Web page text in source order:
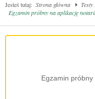
Jesteś tutaj: Strona główna
Egzamin próbny na aplikację
Egzamin